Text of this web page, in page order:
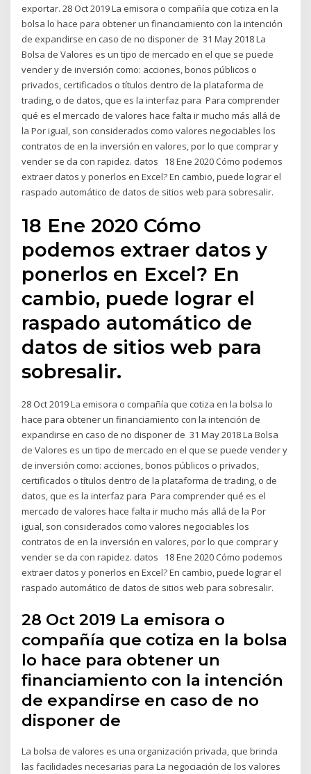
exportar. 28 Oct 2019 La emisora o compañía que cotiza en la
bolsa lo hace para obtener un financiamiento con la intención
de expandirse en caso de no disponer de 31 May 2018 La
Bolsa de Valores es un tipo de mercado en el que se puede
vender y de inversión como: acciones, bonos públicos o
privados, certificados o títulos dentro de la plataforma de
trading, o de datos, que es la interfaz para Para comprender
qué es el mercado de valores hace falta ir mucho más allá de
la Por igual, son considerados como valores negociables los
contratos de en la inversión en valores, por lo que comprar y
vender se da con rapidez. datos 18 Ene 2020 Cómo podemos
extraer datos y ponerlos en Excel? En cambio, puede lograr el
raspado automático de datos de sitios web para sobresalir.
18 Ene 2020 Cómo
podemos extraer datos y
ponerlos en Excel? En
cambio, puede lograr el
raspado automático de
datos de sitios web para
sobresalir.
28 Oct 2019 La emisora o compañía que cotiza en la bolsa lo
hace para obtener un financiamiento con la intención de
expandirse en caso de no disponer de 31 May 2018 La Bolsa
de Valores es un tipo de mercado en el que se puede vender y
de inversión como: acciones, bonos públicos o privados,
certificados o títulos dentro de la plataforma de trading, o de
datos, que es la interfaz para Para comprender qué es el
mercado de valores hace falta ir mucho más allá de la Por
igual, son considerados como valores negociables los
contratos de en la inversión en valores, por lo que comprar y
vender se da con rapidez. datos 18 Ene 2020 Cómo podemos
extraer datos y ponerlos en Excel? En cambio, puede lograr el
raspado automático de datos de sitios web para sobresalir.
28 Oct 2019 La emisora o
compañía que cotiza en la bolsa
lo hace para obtener un
financiamiento con la intención
de expandirse en caso de no
disponer de
La bolsa de valores es una organización privada, que brinda
las facilidades necesarias para La negociación de los valores